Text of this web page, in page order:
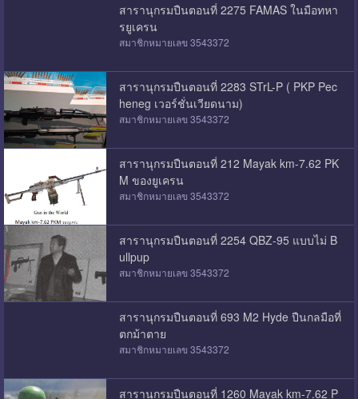
สารานุกรมปืนตอนที่ 2275 FAMAS ในมือทหา
รยูเครน
สมาชิกหมายเลข 3543372
สารานุกรมปืนตอนที่ 2283 STrL-P ( PKP Pec
heneg เวอร์ชั่นเวียดนาม)
สมาชิกหมายเลข 3543372
สารานุกรมปืนตอนที่ 212 Mayak km-7.62 PK
M ของยูเครน
สมาชิกหมายเลข 3543372
สารานุกรมปืนตอนที่ 2254 QBZ-95 แบบไม่ B
ullpup
สมาชิกหมายเลข 3543372
สารานุกรมปืนตอนที่ 693 M2 Hyde ปืนกลมือที่
ตกม้าตาย
สมาชิกหมายเลข 3543372
สารานุกรมปืนตอนที่ 1260 Mayak km-7.62 P